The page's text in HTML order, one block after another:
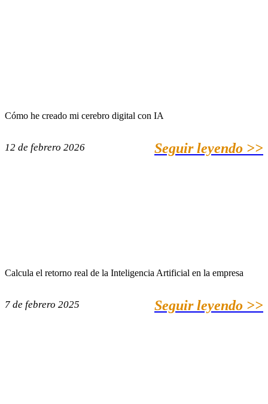
Cómo he creado mi cerebro digital con IA
12 de febrero 2026 Seguir leyendo >>
Calcula el retorno real de la Inteligencia Artificial en la empresa
7 de febrero 2025 Seguir leyendo >>